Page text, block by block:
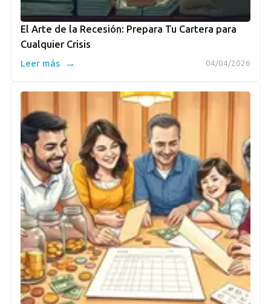
El Arte de la Recesión: Prepara Tu Cartera para
Cualquier Crisis
04/04/2026
Leer más →